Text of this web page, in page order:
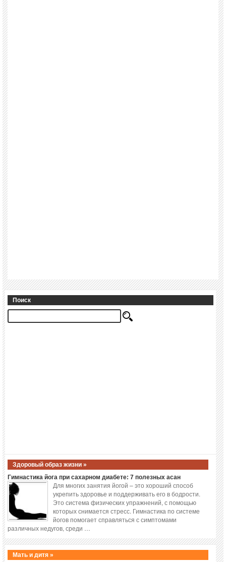
Поиск
Здоровый образ жизни »
Гимнастика йога при сахарном диабете: 7 полезных асан
Для многих занятия йогой – это хороший способ
укрепить здоровье и поддерживать его в бодрости.
Это система физических упражнений, с помощью
которых снимается стресс. Гимнастика по системе
йогов помогает справляться с симптомами
различных недугов, среди …
Мать и дитя »